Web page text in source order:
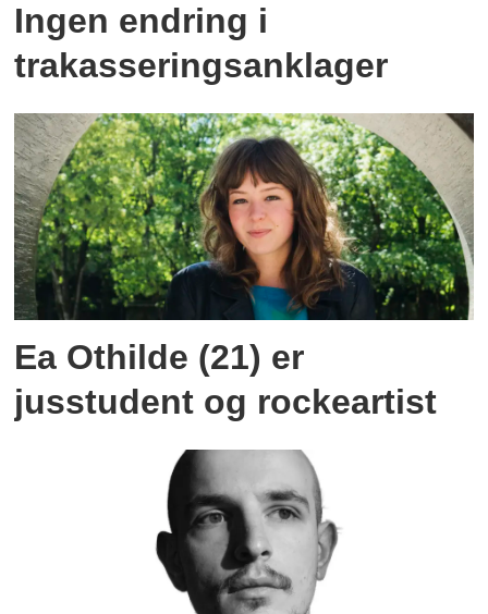
Ingen endring i
trakasseringsanklager
Ea Othilde (21) er
jusstudent og rockeartist